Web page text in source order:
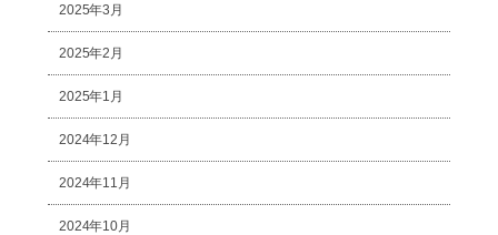
2025年3月
2025年2月
2025年1月
2024年12月
2024年11月
2024年10月